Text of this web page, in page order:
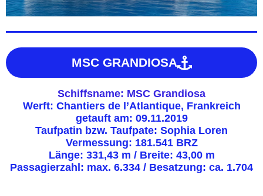
MSC GRANDIOSA
Schiffsname: MSC Grandiosa
Werft: Chantiers de l’Atlantique, Frankreich
getauft am: 09.11.2019
Taufpatin bzw. Taufpate: Sophia Loren
Vermessung: 181.541 BRZ
Länge: 331,43 m / Breite: 43,00 m
Passagierzahl: max. 6.334 / Besatzung: ca. 1.704